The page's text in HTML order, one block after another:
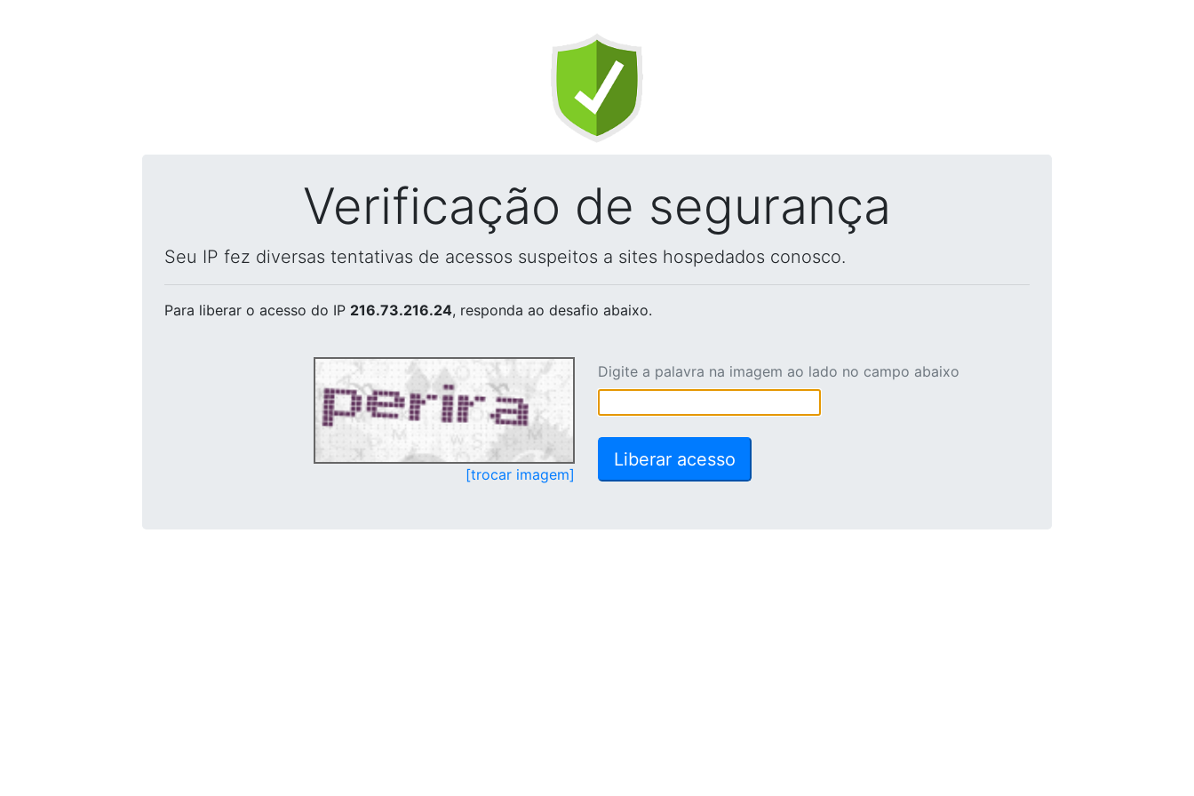
Verificação de segurança
Seu IP fez diversas tentativas de acessos suspeitos a sites hospedados conosco.
Para liberar o acesso do IP 216.73.216.24, responda ao desafio abaixo.
[trocar imagem]
Digite a palavra na imagem ao lado no campo abaixo